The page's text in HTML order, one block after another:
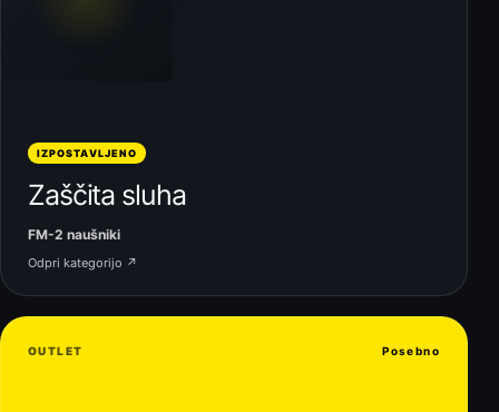
IZPOSTAVLJENO
Zaščita sluha
FM-2 naušniki
Odpri kategorijo ↗
OUTLET Posebno